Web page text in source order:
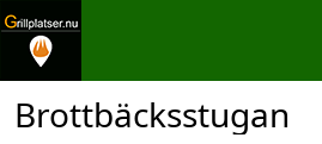
Brottbäcksstugan